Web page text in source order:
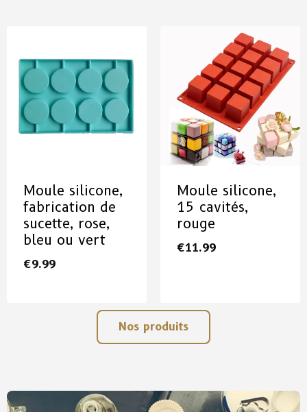
Moule silicone,
fabrication de
sucette, rose,
bleu ou vert
€9.99
Moule silicone,
15 cavités,
rouge
€11.99
Nos produits